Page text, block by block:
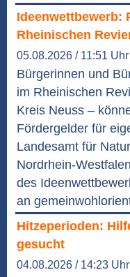
Ideenwettbewerb:
Rheinischen
05.08.2026 / 11:51 Uhr
Bürgerinnen und
im Rheinischen
Kreis Neuss –
Fördergelder für
Landesamt für
Nordrhein-
des
an
Hitzeperioden:
gesucht
04.08.2026 / 14:23 Uhr